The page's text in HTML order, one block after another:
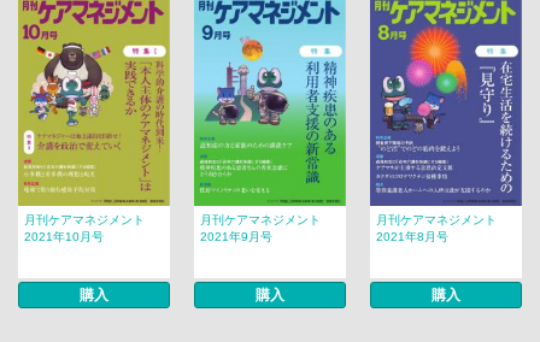
月刊ケアマネジメント
2021年10月号
購入
月刊ケアマネジメント
2021年9月号
購入
月刊ケアマネジメント
2021年8月号
購入